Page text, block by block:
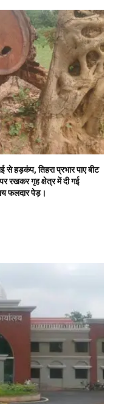
हड़कंप, तिहरा प्रभार पाए बीट
रखकर गृह क्षेत्र में दी गई
फलदार पेड़।